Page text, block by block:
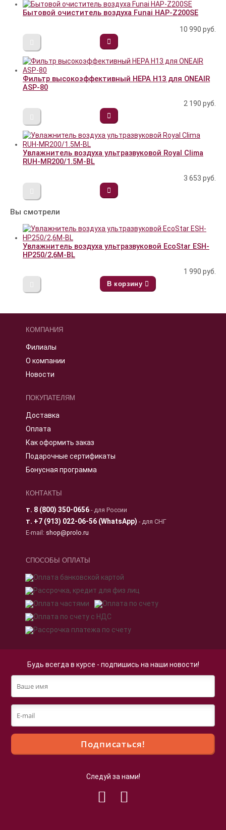
Бытовой очиститель воздуха Funai HAP-Z200SE
10 990 руб.
Фильтр высокоэффективный HEPA Н13 для ONEAIR
ASP-80
2 190 руб.
Увлажнитель воздуха ультразвуковой Royal Clima
RUH-MR200/1.5M-BL
3 653 руб.
Вы смотрели
Увлажнитель воздуха ультразвуковой EcoStar ESH-
HP250/2,6M-BL
1 990 руб.
В корзину
КОМПАНИЯ
Филиалы
О компании
Новости
ПОКУПАТЕЛЯМ
Доставка
Оплата
Как оформить заказ
Подарочные сертификаты
Бонусная программа
КОНТАКТЫ
т. 8 (800) 350-0656- для России
т. +7 (913) 022-06-56 (WhatsApp) - для СНГ
E-mail: shop@prolo.ru
СПОСОБЫ ОПЛАТЫ
Будь всегда в курсе - подпишись на наши новости!
Следуй за нами!